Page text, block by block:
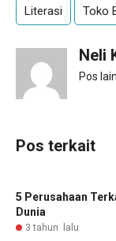
Literasi Toko
Neli
Pos
Pos terkait
5 Perusahaan
Dunia
3 tahun lalu